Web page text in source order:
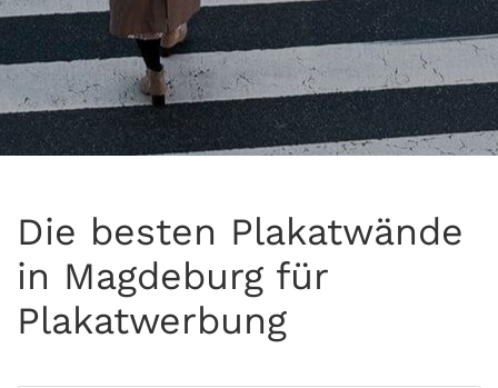
Die besten Plakatwände
in Magdeburg für
Plakatwerbung